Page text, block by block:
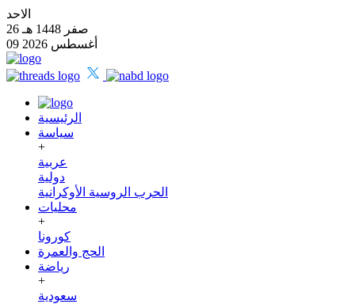
الاحد
26 صفر 1448 هـ
09 أغسطس 2026
الرئيسية
سياسة
+
عربية
دولية
الحرب الروسية الأوكرانية
محليات
+
كورونا
الحج والعمرة
رياضة
+
سعودية